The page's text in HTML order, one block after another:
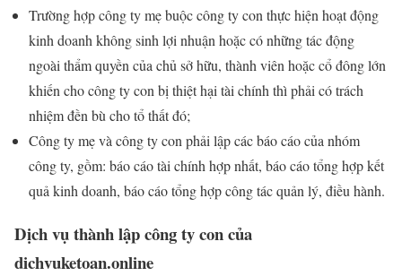
Trường hợp công ty mẹ buộc công ty con thực hiện hoạt động
kinh doanh không sinh lợi nhuận hoặc có những tác động
ngoài thẩm quyền của chủ sở hữu, thành viên hoặc cổ đông lớn
khiến cho công ty con bị thiệt hại tài chính thì phải có trách
nhiệm đền bù cho tổ thất đó;
Công ty mẹ và công ty con phải lập các báo cáo của nhóm
công ty, gồm: báo cáo tài chính hợp nhất, báo cáo tổng hợp kết
quả kinh doanh, báo cáo tổng hợp công tác quản lý, điều hành.
Dịch vụ thành lập công ty con của
dichvuketoan.online